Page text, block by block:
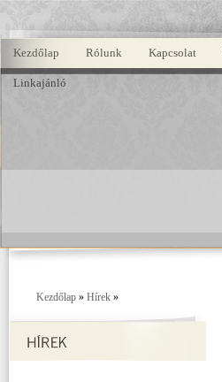
Kezdőlap Rólunk Kapcsolat
Linkajánló
Kezdőlap » Hírek »